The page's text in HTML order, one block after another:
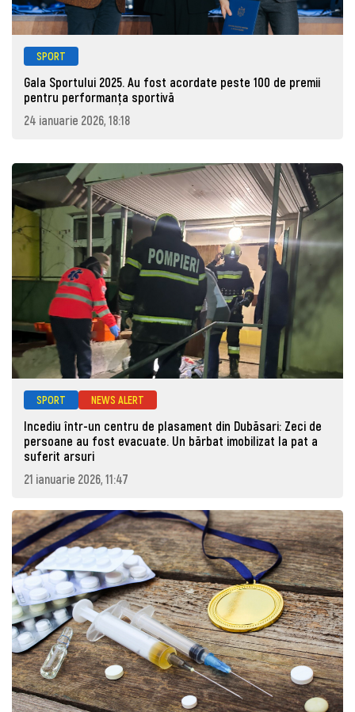
SPORT
Gala Sportului 2025. Au fost acordate peste 100 de premii
pentru performanța sportivă
24 ianuarie 2026, 18:18
SPORT NEWS ALERT
Incediu într-un centru de plasament din Dubăsari: Zeci de
persoane au fost evacuate. Un bărbat imobilizat la pat a
suferit arsuri
21 ianuarie 2026, 11:47